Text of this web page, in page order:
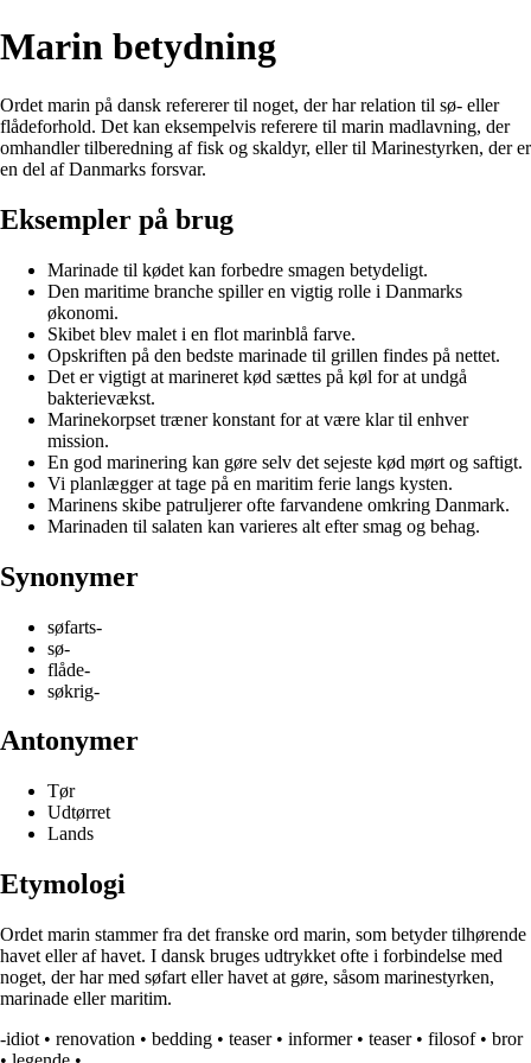
Marin betydning
Ordet marin på dansk refererer til noget, der har relation til sø- eller
flådeforhold. Det kan eksempelvis referere til marin madlavning, der
omhandler tilberedning af fisk og skaldyr, eller til Marinestyrken, der er
en del af Danmarks forsvar.
Eksempler på brug
Marinade til kødet kan forbedre smagen betydeligt.
Den maritime branche spiller en vigtig rolle i Danmarks
økonomi.
Skibet blev malet i en flot marinblå farve.
Opskriften på den bedste marinade til grillen findes på nettet.
Det er vigtigt at marineret kød sættes på køl for at undgå
bakterievækst.
Marinekorpset træner konstant for at være klar til enhver
mission.
En god marinering kan gøre selv det sejeste kød mørt og saftigt.
Vi planlægger at tage på en maritim ferie langs kysten.
Marinens skibe patruljerer ofte farvandene omkring Danmark.
Marinaden til salaten kan varieres alt efter smag og behag.
Synonymer
søfarts-
sø-
flåde-
søkrig-
Antonymer
Tør
Udtørret
Lands
Etymologi
Ordet marin stammer fra det franske ord marin, som betyder tilhørende
havet eller af havet. I dansk bruges udtrykket ofte i forbindelse med
noget, der har med søfart eller havet at gøre, såsom marinestyrken,
marinade eller maritim.
-idiot • renovation • bedding • teaser• informer• teaser• filosof• bror